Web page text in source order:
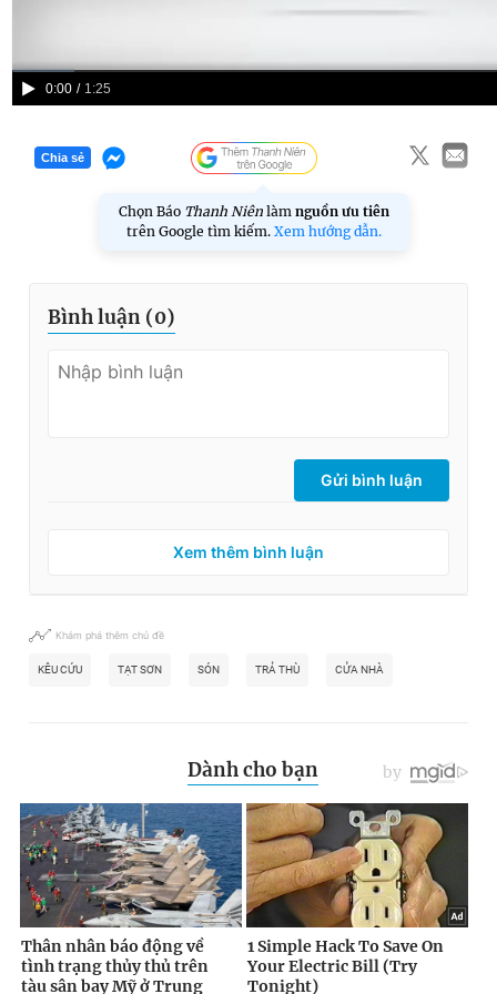
© 2003-2026 Bản quyền thuộc về Báo Thanh Niên. Cấm sao
Current
0:00 / Duration
1:25
Chia sẻ
Chọn Báo Thanh Niên làm nguồn ưu tiên
trên Google tìm kiếm. Xem hướng dẫn.
Bình luận (0)
Gửi bình luận
Xem thêm bình luận
Khám phá thêm chủ đề
KÊU CỨU TẠT SƠN SÓN TRẢ THÙ CỬA NHÀ